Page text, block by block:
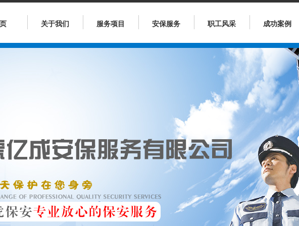
关于我们 服务项目 安保服务 职工风采 成功案例